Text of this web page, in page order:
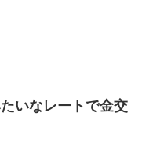
いなレートで金交